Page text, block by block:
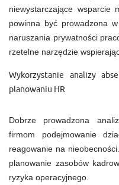
niewystarczające wsparcie
powinna być prowadzona
naruszania prywatności
rzetelne narzędzie
Wykorzystanie analizy
planowaniu HR
Dobrze prowadzona
firmom podejmowanie
reagowanie na
planowanie zasobów
ryzyka operacyjnego.